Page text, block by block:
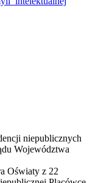
niepublicznych
Województwa
Oświaty z 22